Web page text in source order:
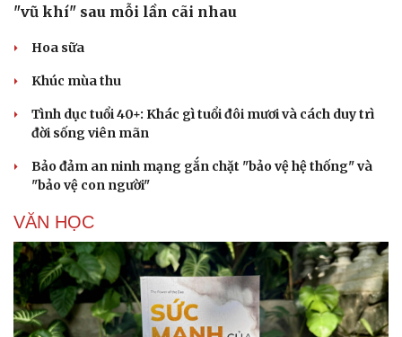
Cải chính
"vũ khí" sau mỗi lần cãi nhau
Hoa sữa
Khúc mùa thu
Tình dục tuổi 40+: Khác gì tuổi đôi mươi và cách duy trì
đời sống viên mãn
Bảo đảm an ninh mạng gắn chặt "bảo vệ hệ thống" và
"bảo vệ con người"
VĂN HỌC